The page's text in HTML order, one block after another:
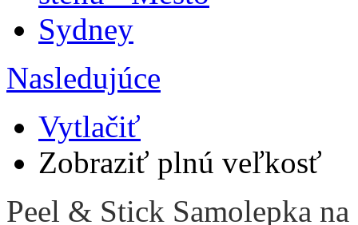
Nasledujúce
Vytlačiť
Zobraziť plnú veľkosť
Peel & Stick Samolepka